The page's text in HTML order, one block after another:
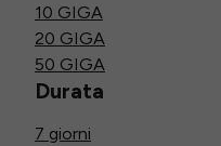
10 GIGA
20 GIGA
50 GIGA
Durata
7 giorni